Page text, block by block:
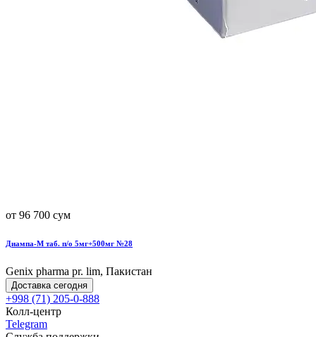
от 96 700 сум
Диампа-М таб. п/о 5мг+500мг №28
Genix pharma pr. lim, Пакистан
Доставка сегодня
+998 (71) 205-0-888
Колл-центр
Telegram